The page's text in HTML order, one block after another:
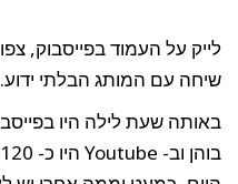
שיחה עם המותג הבלתי ידוע.